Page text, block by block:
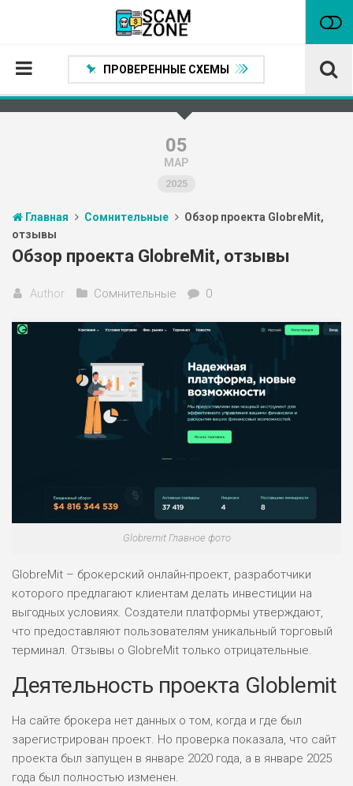
Проверенные способы заработка
Статьи
Партнеры
ПРОВЕРЕННЫЕ СХЕМЫ
05
МАР
2025
Главная Сомнительные
Обзор проекта GlobreMit,
отзывы
Обзор проекта GlobreMit, отзывы
Author Сомнительные 0
Globremit Главное фото
GlobreMit – брокерский онлайн-проект, разработчики
которого предлагают клиентам делать инвестиции на
выгодных условиях. Создатели платформы утверждают,
что предоставляют пользователям уникальный торговый
терминал. Отзывы о GlobreMit только отрицательные.
Деятельность проекта Globlemit
На сайте брокера нет данных о том, когда и где был
зарегистрирован проект. Но проверка показала, что сайт
проекта был запущен в январе 2020 года, а в январе 2025
года был полностью изменен.